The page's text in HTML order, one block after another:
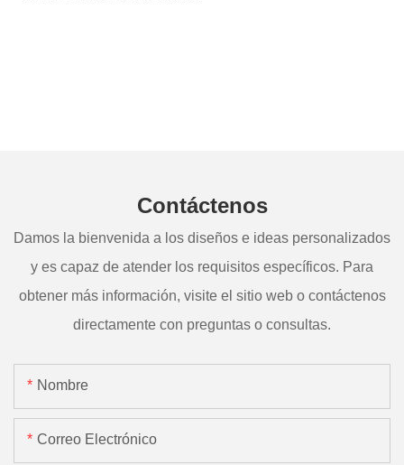
Contáctenos
Damos la bienvenida a los diseños e ideas personalizados
y es capaz de atender los requisitos específicos. Para
obtener más información, visite el sitio web o contáctenos
directamente con preguntas o consultas.
Nombre
Correo Electrónico